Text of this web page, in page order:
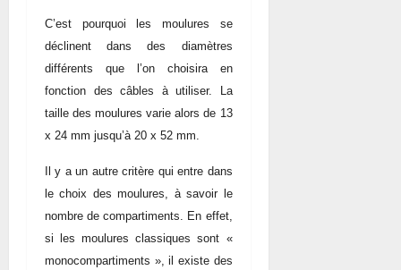
C’est pourquoi les moulures se
déclinent dans des diamètres
différents que l’on choisira en
fonction des câbles à utiliser. La
taille des moulures varie alors de 13
x 24 mm jusqu’à 20 x 52 mm.
Il y a un autre critère qui entre dans
le choix des moulures, à savoir le
nombre de compartiments. En effet,
si les moulures classiques sont «
monocompartiments », il existe des